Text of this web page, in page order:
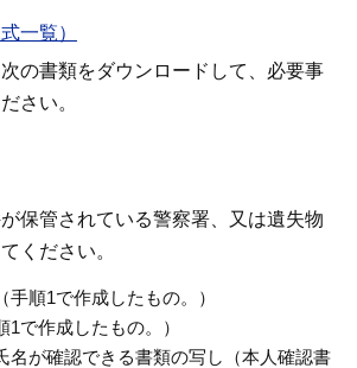
一覧）
次の書類をダウンロードして、必要事
さい。
保管されている警察署、又は遺失物
ください。
手順1で作成したもの。）
で作成したもの。）
名が確認できる書類の写し（本人確認書